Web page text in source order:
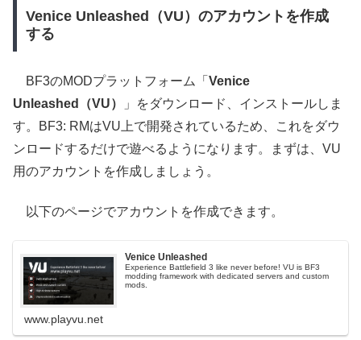
Venice Unleashed（VU）のアカウントを作成
する
BF3のMODプラットフォーム「 Venice
Unleashed（VU）
」をダウンロード、インストールしま
す。BF3: RMはVU上で開発されているため、これをダウ
ンロードするだけで遊べるようになります。まずは、VU
用のアカウントを作成しましょう。
以下のページでアカウントを作成できます。
Venice Unleashed
Experience Battlefield 3 like never before! VU is BF3
modding framework with dedicated servers and custom
mods.
www.playvu.net